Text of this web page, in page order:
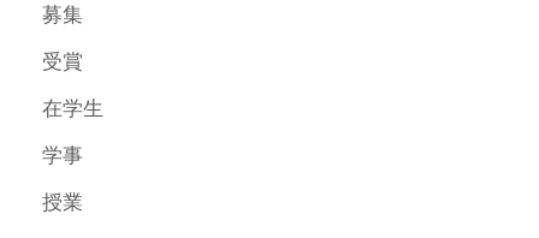
募集
受賞
在学生
学事
授業